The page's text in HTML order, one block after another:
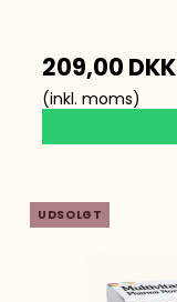
209,00 DKK
(inkl. moms)
UDSOLGT